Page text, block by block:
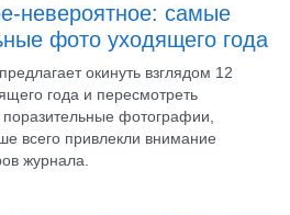
невероятное: самые
фото уходящего года
окинуть взглядом 12
года и пересмотреть
фотографии,
всего привлекли внимание
журнала.